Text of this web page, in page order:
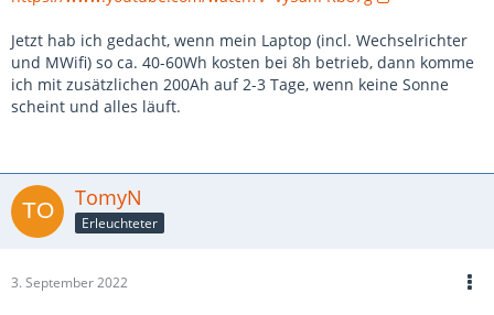
Jetzt hab ich gedacht, wenn mein Laptop (incl. Wechselrichter
und MWifi) so ca. 40-60Wh kosten bei 8h betrieb, dann komme
ich mit zusätzlichen 200Ah auf 2-3 Tage, wenn keine Sonne
scheint und alles läuft.
TomyN
Erleuchteter
3. September 2022